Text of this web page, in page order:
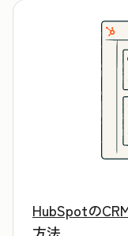
HubSpotの